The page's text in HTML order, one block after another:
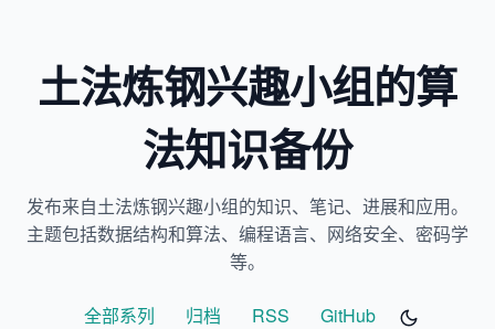
土法炼钢兴趣小组的算
法知识备份
发布来自土法炼钢兴趣小组的知识、笔记、进展和应用。
主题包括数据结构和算法、编程语言、网络安全、密码学
等。
全部系列 归档 RSS GitHub